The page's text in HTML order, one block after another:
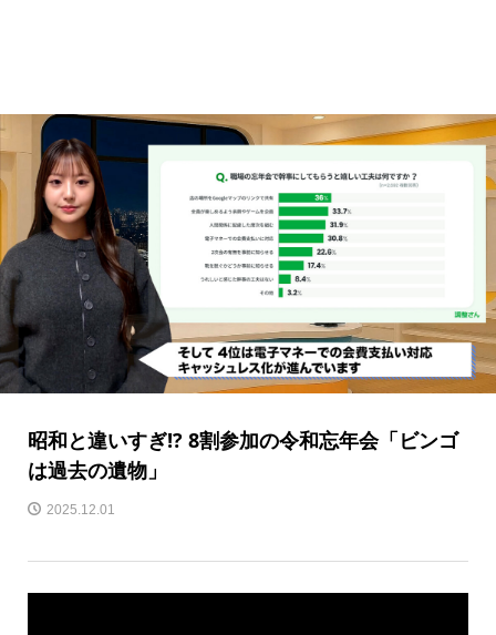
昭和と違いすぎ!? 8割参加の令和忘年会「ビンゴ
は過去の遺物」
2025.12.01